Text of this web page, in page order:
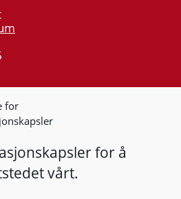
for
for å
vårt.